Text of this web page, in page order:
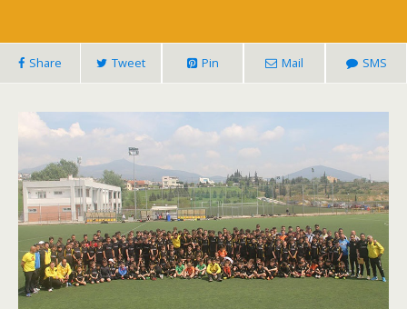
Share Tweet Pin Mail SMS